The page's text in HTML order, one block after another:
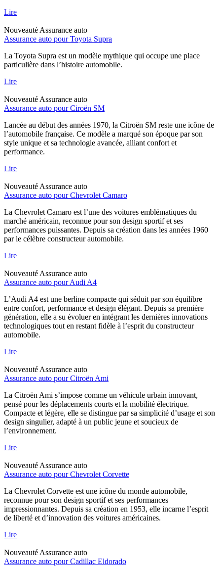
Lire
Nouveauté Assurance auto
Assurance auto pour Toyota Supra
La Toyota Supra est un modèle mythique qui occupe une place
particulière dans l’histoire automobile.
Lire
Nouveauté Assurance auto
Assurance auto pour Ciroën SM
Lancée au début des années 1970, la Citroën SM reste une icône de
l’automobile française. Ce modèle a marqué son époque par son
style unique et sa technologie avancée, alliant confort et
performance.
Lire
Nouveauté Assurance auto
Assurance auto pour Chevrolet Camaro
La Chevrolet Camaro est l’une des voitures emblématiques du
marché américain, reconnue pour son design sportif et ses
performances puissantes. Depuis sa création dans les années 1960
par le célèbre constructeur automobile.
Lire
Nouveauté Assurance auto
Assurance auto pour Audi A4
L’Audi A4 est une berline compacte qui séduit par son équilibre
entre confort, performance et design élégant. Depuis sa première
génération, elle a su évoluer en intégrant les dernières innovations
technologiques tout en restant fidèle à l’esprit du constructeur
automobile.
Lire
Nouveauté Assurance auto
Assurance auto pour Citroën Ami
La Citroën Ami s’impose comme un véhicule urbain innovant,
pensé pour les déplacements courts et la mobilité électrique.
Compacte et légère, elle se distingue par sa simplicité d’usage et son
design singulier, adapté à un public jeune et soucieux de
l’environnement.
Lire
Nouveauté Assurance auto
Assurance auto pour Chevrolet Corvette
La Chevrolet Corvette est une icône du monde automobile,
reconnue pour son design sportif et ses performances
impressionnantes. Depuis sa création en 1953, elle incarne l’esprit
de liberté et d’innovation des voitures américaines.
Lire
Nouveauté Assurance auto
Assurance auto pour Cadillac Eldorado